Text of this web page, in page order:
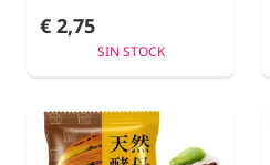
€ 2,75
SIN STOCK